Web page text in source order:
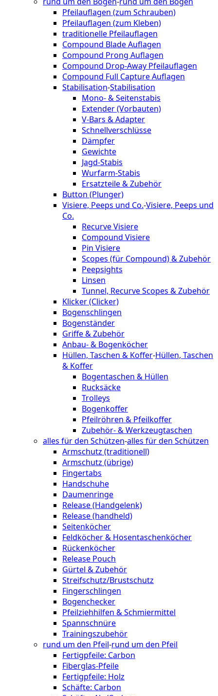
Pfeilauflagen (zum Schrauben)
Pfeilauflagen (zum Kleben)
traditionelle Pfeilauflagen
Compound Blade Auflagen
Compound Prong Auflagen
Compound Drop-Away Pfeilauflagen
Compound Full Capture Auflagen
Stabilisation-Stabilisation
Mono- & Seitenstabis
Extender (Vorbauten)
V-Bars & Adapter
Schnellverschlüsse
Dämpfer
Gewichte
Jagd-Stabis
Wurfarm-Stabis
Ersatzteile & Zubehör
Button (Plunger)
Visiere, Peeps und Co.-Visiere, Peeps und
Co.
Recurve Visiere
Compound Visiere
Pin Visiere
Scopes (für Compound) & Zubehör
Peepsights
Linsen
Tunnel, Recurve Scopes & Zubehör
Klicker (Clicker)
Bogenschlingen
Bogenständer
Griffe & Zubehör
Anbau- & Bogenköcher
Hüllen, Taschen & Koffer-Hüllen, Taschen
& Koffer
Bogentaschen & Hüllen
Rucksäcke
Trolleys
Bogenkoffer
Pfeilröhren & Pfeilkoffer
Zubehör- & Werkzeugtaschen
alles für den Schützen-alles für den Schützen
Armschutz (traditionell)
Armschutz (übrige)
Fingertabs
Handschuhe
Daumenringe
Release (Handgelenk)
Release (handheld)
Seitenköcher
Feldköcher & Hosentaschenköcher
Rückenköcher
Release Pouch
Gürtel & Zubehör
Streifschutz/Brustschutz
Fingerschlingen
Bogenchecker
Pfeilziehhilfen & Schmiermittel
Spannschnüre
Trainingszubehör
rund um den Pfeil-rund um den Pfeil
Fertigpfeile: Carbon
Fiberglas-Pfeile
Fertigpfeile: Holz
Schäfte: Carbon